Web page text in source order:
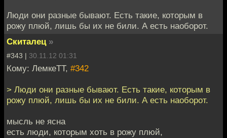
Люди они разные бывают. Есть такие, которым в
рожу плюй, лишь бы их не били. А есть наоборот.
Скиталец »
#343 | 30.11.12 01:31
Кому: ЛемкеТТ, #342
> Люди они разные бывают. Есть такие, которым в
рожу плюй, лишь бы их не били. А есть наоборот.
мысль не ясна
есть люди, которым хоть в рожу плюй,